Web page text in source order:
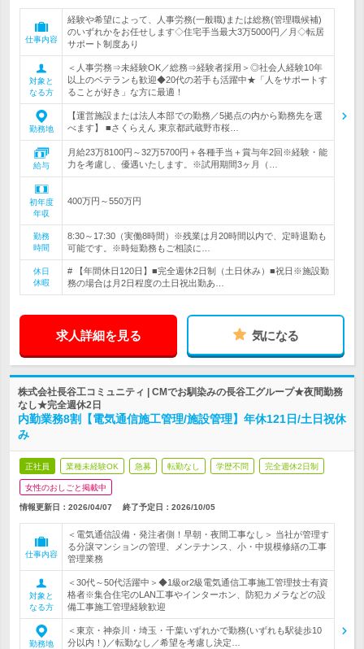
仕事内容
経験や希望によって、人事労務(一般職)または総務(管理職候補)
のいずれかをお任せします◇住宅手当最大3万5000円／月◇転居
サポート制度あり
対象と
なる方
＜人事労務⇒未経験OK／総務⇒経験者採用＞◎社会人経験10年
以上のベテランも歓迎◆20代の若手も活躍中★「人をサポートす
ることが好き」な方に最適！
勤務地
【運営施設または法人本部での勤務／5拠点の内から勤務先を選
べます】 ■さくらえん 東京都武蔵野市桜…
給与
月給23万8100円～32万5700円＋各種手当＋賞与年2回※経験・能
力を考慮し、優遇いたします。※試用期間3ヶ月（…
初年度
年収
400万円～550万円
勤務
時間
8:30～17:30（実働8時間）※残業は月20時間以内で、定時退勤も
可能です。※時短勤務もご相談に…
休日
休暇
# 【年間休日120日】■完全週休2日制（土日休み）■祝日※施設勤
務の場合は月2日程度の土日祝出勤あ…
求人詳細を見る 気になる
株式会社長谷工コミュニティ | CMでお馴染みの長谷工グループ★夜間勤務
なし★完全週休2日
内勤業務8割【電気通信施工管理/施設管理】年休121日/土日祝休
み
正社員 業種未経験OK 急募 転勤なし 学歴不問 完全週休2日制
女性のおしごと掲載中
情報更新日：2026/04/07 終了予定日： 2026/10/05
仕事内容
＜電気通信設備・発注者側！早朝・夜間工事なし＞ 当社が管理す
る分譲マンションの管理、メンテナンス、小・中規模修繕の工事
管理業務
対象と
なる方
＜30代～50代活躍中＞◆1級or2級電気通信工事施工管理技士有資
格者※集合住宅のLAN工事やインターホン、防犯カメラなどの設
備工事施工管理経験歓迎
勤務地
＜東京・神奈川・埼玉・千葉いずれかで勤務(いずれも駅徒歩10
分以内！)／転勤なし／希望を考慮し決定…